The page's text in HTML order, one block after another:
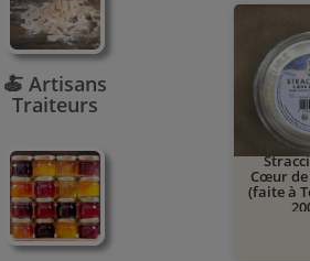
🍝 Artisans
Traiteurs
Cœur
(faite à